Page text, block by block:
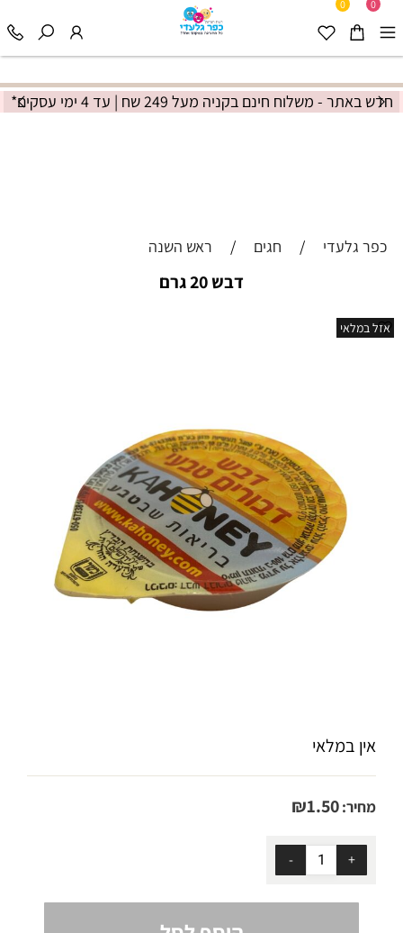
חדש באתר - משלוח חינם בקניה מעל 249 שח | עד 4 ימי עסקים*
0
0
כפר גלעדי / חגים / ראש השנה
דבש 20 גרם
אזל במלאי
אין במלאי
מחיר: ₪1.50